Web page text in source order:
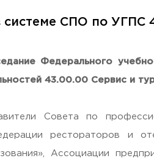
граждан
СПО по УГПС
Федерального
43.00.00 Сервис и
Совета по
рестораторов и
Ассоциации